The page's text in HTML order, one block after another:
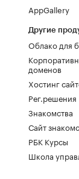
AppGallery
Другие
Облако для
доменов
Хостинг
Рег.решения
Знакомства
Сайт
РБК Курсы
Школа